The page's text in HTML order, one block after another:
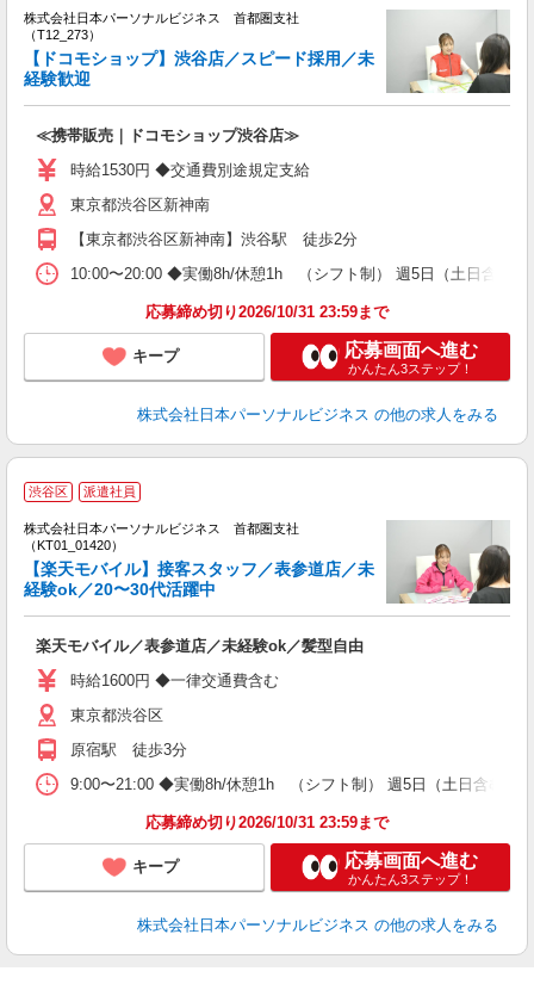
株式会社日本パーソナルビジネス 首都圏支社
（T12_273）
【ドコモショップ】渋谷店／スピード採用／未
経験歓迎
≪携帯販売｜ドコモショップ渋谷店≫
時給1530円 ◆交通費別途規定支給
東京都渋谷区新神南
【東京都渋谷区新神南】渋谷駅 徒歩2分
10:00〜20:00 ◆実働8h/休憩1h （シフト制） 週5日（土日含む）
応募締め切り2026/10/31 23:59まで
キープ 応募画面へ進む
かんたん3ステップ！
株式会社日本パーソナルビジネス の他の求人をみる
渋谷区 派遣社員
株式会社日本パーソナルビジネス 首都圏支社
（KT01_01420）
【楽天モバイル】接客スタッフ／表参道店／未
経験ok／20〜30代活躍中
楽天モバイル／表参道店／未経験ok／髪型自由
時給1600円 ◆一律交通費含む
東京都渋谷区
原宿駅 徒歩3分
9:00〜21:00 ◆実働8h/休憩1h （シフト制） 週5日（土日含む）
応募締め切り2026/10/31 23:59まで
キープ 応募画面へ進む
かんたん3ステップ！
株式会社日本パーソナルビジネス の他の求人をみる